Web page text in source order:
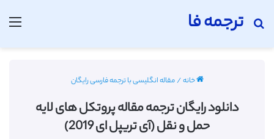
ترجمه فا
جستجو برای
خانه/مقاله انگلیسی با ترجمه فارسی رایگان
دانلود رایگان ترجمه مقاله پروتکل های لایه
حمل و نقل (آی تریپل ای 2019)